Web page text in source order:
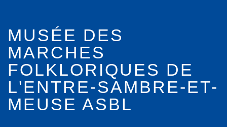
MUSÉE DES
MARCHES
FOLKLORIQUES DE
L'ENTRE-SAMBRE-ET-
MEUSE ASBL